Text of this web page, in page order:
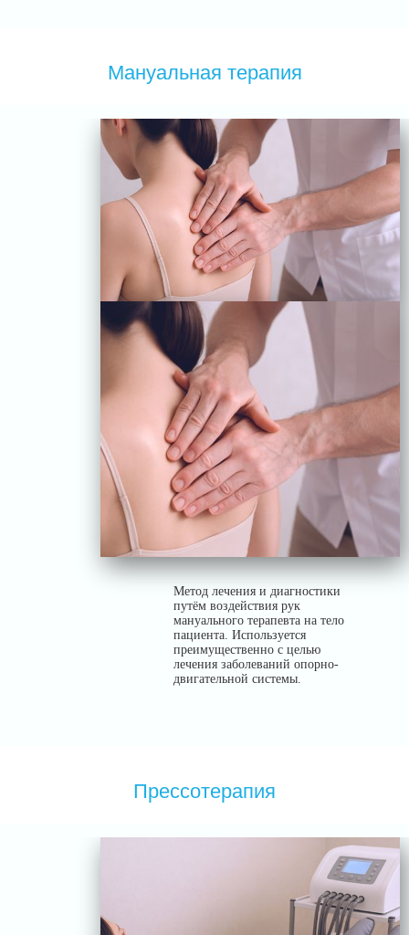
Мануальная терапия
Метод лечения и диагностики
путём воздействия рук
мануального терапевта на тело
пациента. Используется
преимущественно с целью
лечения заболеваний опорно-
двигательной системы.
Прессотерапия